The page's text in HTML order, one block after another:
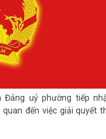
Đảng uỷ phường tiếp
đến việc giải quyết